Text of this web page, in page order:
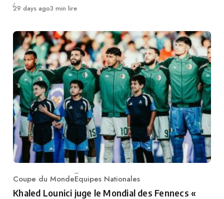
Publié
29 days ago3 min lire
Category
Coupe du MondeEquipes Nationales
Khaled Lounici juge le Mondial des Fennecs «